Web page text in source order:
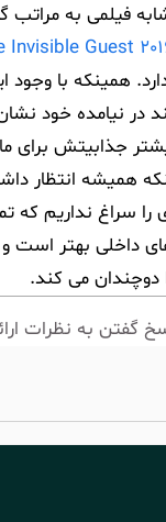
فیلمی به
در نیامده خود
جذابیتش برای
همیشه انتظار
داخلی بهتر است
دوچندان می کند.
گفتن به نظرات